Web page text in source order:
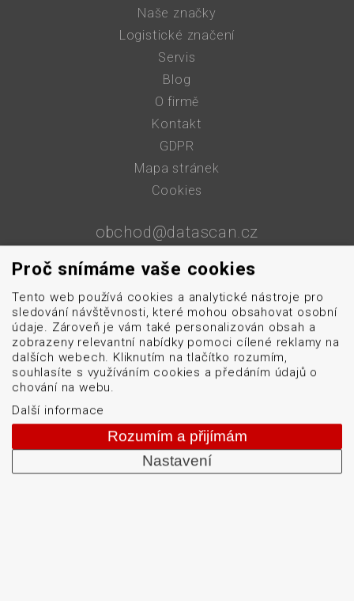
Naše značky
Logistické značení
Servis
Blog
O firmě
Kontakt
GDPR
Mapa stránek
Cookies
obchod@datascan.cz
+420 513 035 401
Od roku 1992 dodáváme systémy pro čtení a tisk
čárových kódů: snímače čárových kódů, tiskárny karet
a etiket, mobilní terminály, aplikátory etiket, systémy
strojového vidění, software, bezdrátové sítě, etikety a
barvicí pásky. Školíme a servisujeme. Mezi naši
specializaci patří: termotiskárny, bezdrátové čtečky
čárových kódů, tiskárny samolepicích štítků a etiket.
DATASCAN, s.r.o.
Proč snímáme vaše cookies
Tento web používá cookies a analytické nástroje pro
sledování návštěvnosti, které mohou obsahovat osobní
údaje. Zároveň je vám také personalizován obsah a
zobrazeny relevantní nabídky pomoci cílené reklamy na
dalších webech. Kliknutím na tlačítko rozumím,
souhlasíte s využíváním cookies a předáním údajů o
chování na webu.
Další informace
Rozumím a přijímám
Nastavení